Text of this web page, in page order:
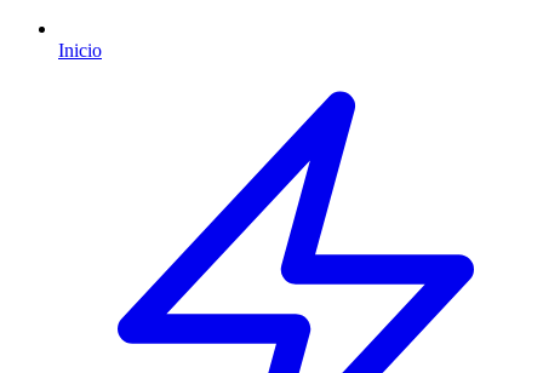
Inicio